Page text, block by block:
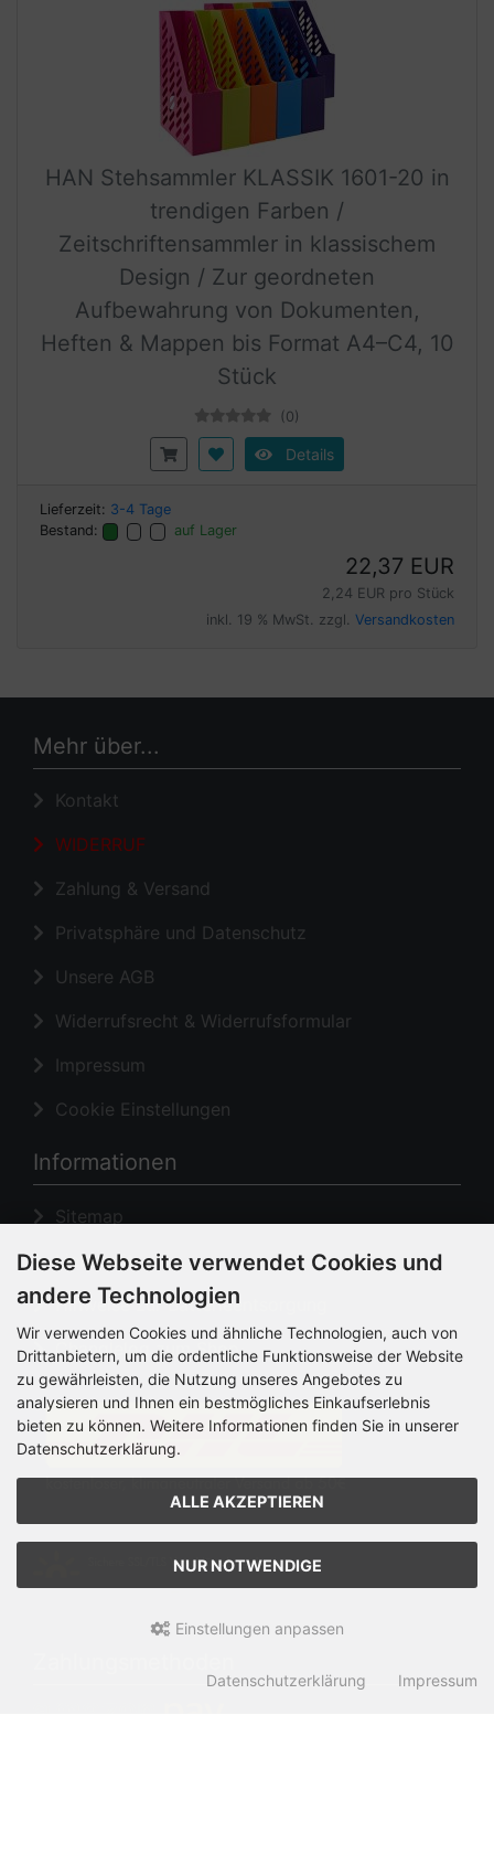
HAN Stehsammler KLASSIK 1601-20 in
trendigen Farben /
Zeitschriftensammler in klassischem
Design / Zur geordneten
Aufbewahrung von Dokumenten,
Heften & Mappen bis Format A4–C4, 10
Stück
(0)
Details
Lieferzeit: 3-4 Tage
Bestand:
auf Lager
22,37 EUR
2,24 EUR pro Stück
inkl. 19 % MwSt. zzgl. Versandkosten
Mehr über...
Kontakt
WIDERRUF
Zahlung & Versand
Privatsphäre und Datenschutz
Unsere AGB
Widerrufsrecht & Widerrufsformular
Impressum
Cookie Einstellungen
Informationen
Sitemap
Lieferzeit
Hinweise zur Batterieentsorgung
Changlelog zum Shop
Diese Webseite verwendet Cookies und
andere Technologien
Wir verwenden Cookies und ähnliche Technologien, auch von
Drittanbietern, um die ordentliche Funktionsweise der Website
zu gewährleisten, die Nutzung unseres Angebotes zu
analysieren und Ihnen ein bestmögliches Einkaufserlebnis
bieten zu können. Weitere Informationen finden Sie in unserer
Datenschutzerklärung.
ALLE AKZEPTIEREN
NUR NOTWENDIGE
Einstellungen anpassen
Datenschutzerklärung Impressum